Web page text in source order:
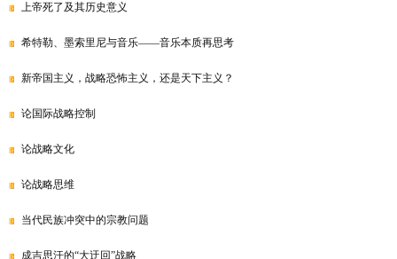
上帝死了及其历史意义
希特勒、墨索里尼与音乐——音乐本质再思考
新帝国主义，战略恐怖主义，还是天下主义？
论国际战略控制
论战略文化
论战略思维
当代民族冲突中的宗教问题
成吉思汗的“大迂回”战略